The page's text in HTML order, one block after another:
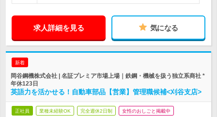
求人詳細を見る 気になる
新着
岡谷鋼機株式会社 | 名証プレミア市場上場｜鉄鋼・機械を扱う独立系商社 *
年休123日
英語力を活かせる！自動車部品【営業】管理職候補<刈谷支店>
正社員 業種未経験OK 完全週休2日制 女性のおしごと掲載中